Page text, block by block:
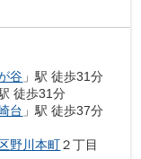
谷 」駅 徒歩31分
徒歩31分
台 」駅 徒歩37分
野川本町２丁目